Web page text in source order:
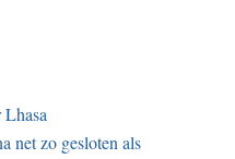
Lhasa
net zo gesloten als